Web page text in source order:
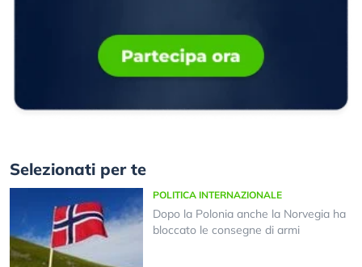
Selezionati per te
POLITICA INTERNAZIONALE
Dopo la Polonia anche la Norvegia ha
bloccato le consegne di armi